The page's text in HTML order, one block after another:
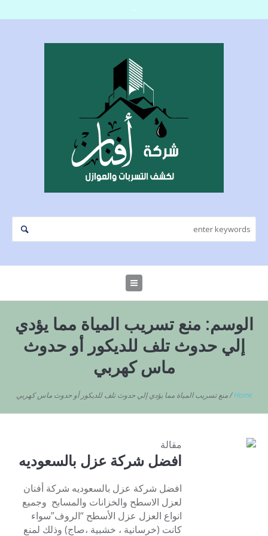
الوسم: منع تسريب المياة مما يؤدي
إلي حدوث تلف للديكور أو حدوث
ماس كهربي
Home
/منع تسريب المياة مما يؤدي إلي حدوث تلف للديكور أو حدوث ماس كهربي
مقالة
افضل شركة عزل بالسعوديه
افضل شركة عزل بالسعوديه شركة أفنان
لعزل الاسطح والخزانات والمسابح وجميع
انواع العزل عزل الأسطح “الروف”سواء
كانت (خرسانية ، خشبية ،صاج) وذلك لمنع